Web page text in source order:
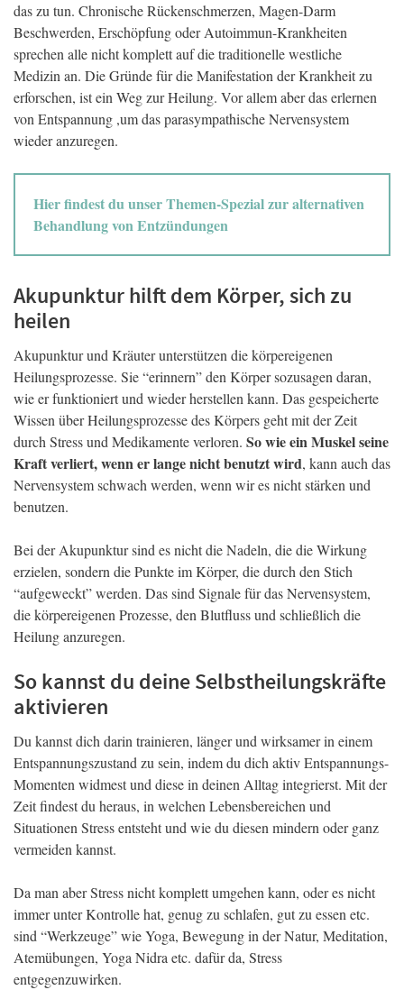
das zu tun. Chronische Rückenschmerzen, Magen-Darm
Beschwerden, Erschöpfung oder Autoimmun-Krankheiten
sprechen alle nicht komplett auf die traditionelle westliche
Medizin an. Die Gründe für die Manifestation der Krankheit zu
erforschen, ist ein Weg zur Heilung. Vor allem aber das erlernen
von Entspannung ,um das parasympathische Nervensystem
wieder anzuregen.
Hier findest du unser Themen-Spezial zur alternativen
Behandlung von Entzündungen
Akupunktur hilft dem Körper, sich zu
heilen
Akupunktur und Kräuter unterstützen die körpereigenen
Heilungsprozesse. Sie “erinnern” den Körper sozusagen daran,
wie er funktioniert und wieder herstellen kann. Das gespeicherte
Wissen über Heilungsprozesse des Körpers geht mit der Zeit
durch Stress und Medikamente verloren. So wie ein Muskel seine
Kraft verliert, wenn er lange nicht benutzt wird, kann auch das
Nervensystem schwach werden, wenn wir es nicht stärken und
benutzen.
Bei der Akupunktur sind es nicht die Nadeln, die die Wirkung
erzielen, sondern die Punkte im Körper, die durch den Stich
“aufgeweckt” werden. Das sind Signale für das Nervensystem,
die körpereigenen Prozesse, den Blutfluss und schließlich die
Heilung anzuregen.
So kannst du deine Selbstheilungskräfte
aktivieren
Du kannst dich darin trainieren, länger und wirksamer in einem
Entspannungszustand zu sein, indem du dich aktiv Entspannungs-
Momenten widmest und diese in deinen Alltag integrierst. Mit der
Zeit findest du heraus, in welchen Lebensbereichen und
Situationen Stress entsteht und wie du diesen mindern oder ganz
vermeiden kannst.
Da man aber Stress nicht komplett umgehen kann, oder es nicht
immer unter Kontrolle hat, genug zu schlafen, gut zu essen etc.
sind “Werkzeuge” wie Yoga, Bewegung in der Natur, Meditation,
Atemübungen, Yoga Nidra etc. dafür da, Stress
entgegenzuwirken.